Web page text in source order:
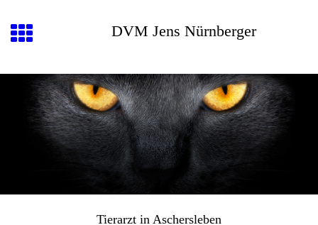
DVM Jens Nürnberger
Tierarzt in Aschersleben